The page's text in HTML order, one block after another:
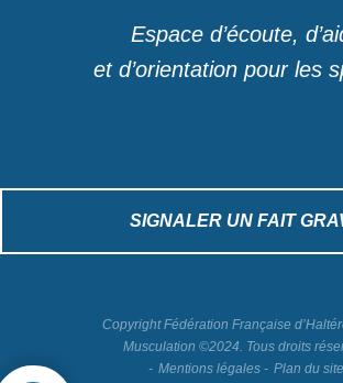
Espace d’écoute,
et d’orientation pour les
SIGNALER UN FAIT
Copyright Fédération Française
Musculation ©2024. Tous droits
Mentions légales
Plan du site